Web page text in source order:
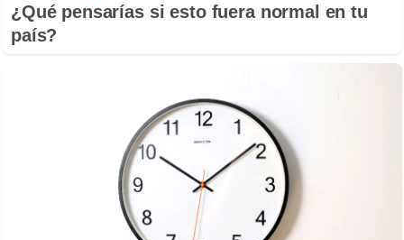
¿Qué pensarías si esto fuera normal en tu
país?